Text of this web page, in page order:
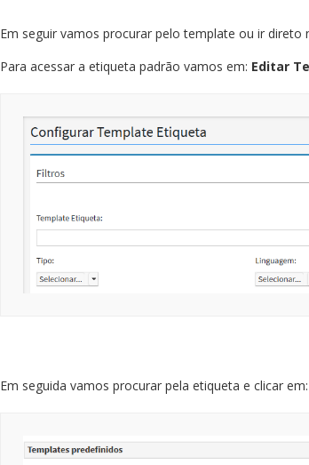
Em seguir vamos procurar pelo template ou ir direto
Para acessar a etiqueta padrão vamos em: Editar
Em seguida vamos procurar pela etiqueta e clicar em: